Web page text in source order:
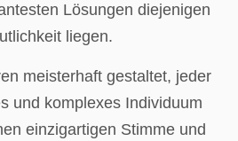
Lösungen diejenigen
liegen.
meisterhaft gestaltet, jeder
und komplexes Individuum
einzigartigen Stimme und